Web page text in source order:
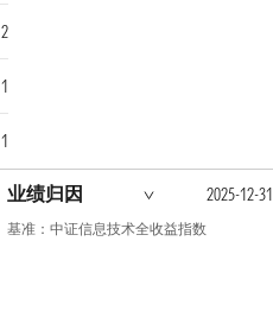
2
1
1
业绩归因 2025-12-31
基准：中证信息技术全收益指数